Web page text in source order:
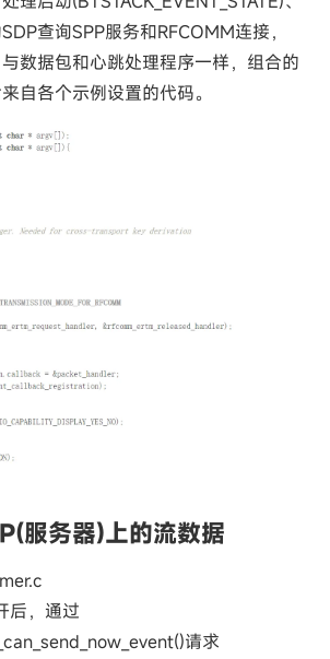
查询SPP服务和RFCOMM连接，
数据包和心跳处理程序一样，组合的
自各个示例设置的代码。
服务器)上的流数据
后，通过
请求